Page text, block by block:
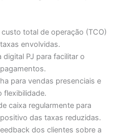
total de operação (TCO)
envolvidas.
PJ para facilitar o
para vendas presenciais e
flexibilidade.
caixa regularmente para
das taxas reduzidas.
dos clientes sobre a